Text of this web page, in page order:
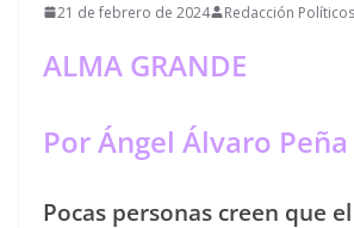
21 de febrero de 2024 Redacción Políticos
ALMA GRANDE
Por Ángel Álvaro Peña
Pocas personas creen que